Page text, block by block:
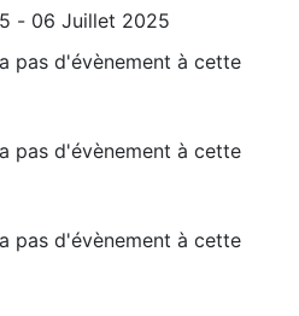
- 06 Juillet 2025
pas d'évènement à cette
pas d'évènement à cette
pas d'évènement à cette